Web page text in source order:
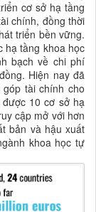
cơ sở hạ tầng
chính, đồng thời
triển bền vững.
hạ tầng khoa học
bạch về chi phí
Hiện nay đã
tài chính cho
10 cơ sở hạ
cập mở với hơn
bản và hậu xuất
khoa học tự